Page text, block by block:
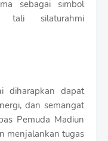
sebagai simbol
tali silaturahmi
diharapkan dapat
dan semangat
Pemuda Madiun
menjalankan tugas